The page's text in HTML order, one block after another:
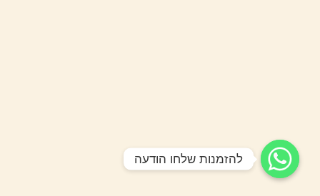
להזמנות שלחו הודעה